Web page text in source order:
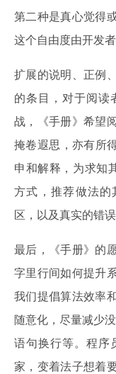
第二种是真心觉得
这个自由度由开发者
扩展的说明、正例
的条目，对于阅读
战，《手册》希望
掩卷遐思，亦有所
申和解释，为求知
方式，推荐做法的
区，以及真实的错
最后，《手册》的
字里行间如何提升
我们提倡算法效率
随意化，尽量减少
语句换行等。程序
家，变着法子想着